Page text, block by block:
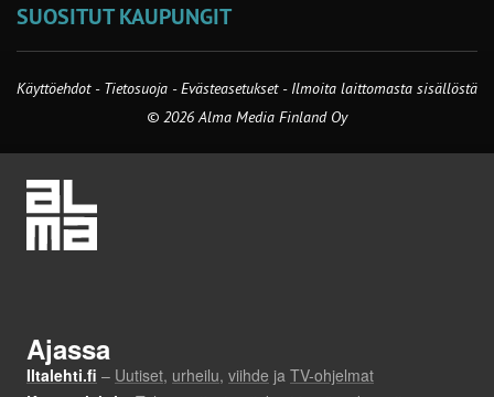
SUOSITUT KAUPUNGIT
Käyttöehdot - Tietosuoja -Evästeasetukset- Ilmoita laittomasta sisällöstä
© 2026 Alma Media Finland Oy